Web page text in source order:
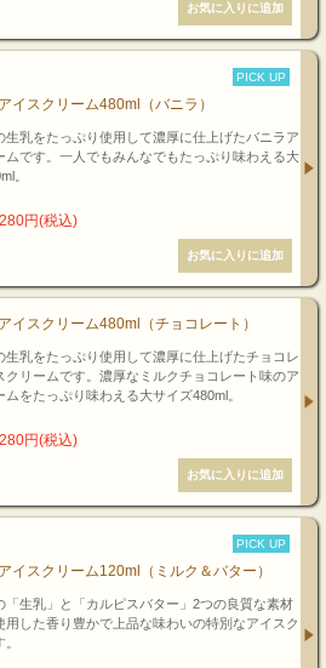
PICK UP
イスクリーム480ml（バニラ）
生乳をたっぷり使用して濃厚に仕上げたバニラア
ムです。一人でもみんなでもたっぷり味わえる大
。
円(税込)
イスクリーム480ml（チョコレート）
生乳をたっぷり使用して濃厚に仕上げたチョコレ
クリームです。濃厚なミルクチョコレート味のア
ムをたっぷり味わえる大サイズ480ml。
円(税込)
PICK UP
イスクリーム120ml（ミルク＆バター）
「生乳」と「カルピスバター」2つの良質な素材
用した香り豊かで上品な味わいの特別なアイスク